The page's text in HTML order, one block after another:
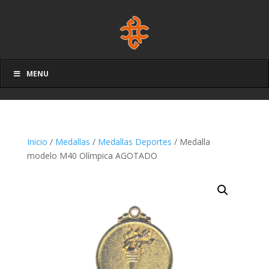
MENU
Inicio / Medallas / Medallas Deportes / Medalla
modelo M40 Olímpica AGOTADO